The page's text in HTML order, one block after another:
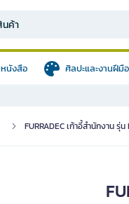
หนังสือ ศิลปะและงานฝีมือ
FURRADEC เก้าอี้สำนักงาน รุ่